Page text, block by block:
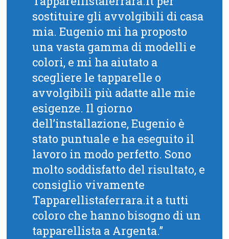
sostituire gli avvolgibili di casa
mia. Eugenio mi ha proposto
una vasta gamma di modelli e
colori, e mi ha aiutato a
scegliere le tapparelle o
avvolgibili più adatte alle mie
esigenze. Il giorno
dell’installazione, Eugenio è
stato puntuale e ha eseguito il
lavoro in modo perfetto. Sono
molto soddisfatto del risultato, e
consiglio vivamente
Tapparellistaferrara.it a tutti
coloro che hanno bisogno di un
tapparellista a Argenta.”